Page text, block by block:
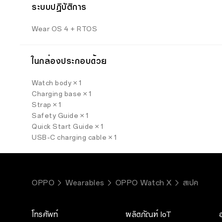
ระบบปฎิบัติการ
Wear OS 4 + RTOS
ในกล่องประกอบด้วย
Watch body × 1
Charging base × 1
Strap × 1
Safety Guide × 1
Quick Start Guide × 1
USB-C charging cable × 1
OPPO Wearables OPPO Watch X สเปค
โทรศัพท์ ผลิตภัณฑ์ IoT